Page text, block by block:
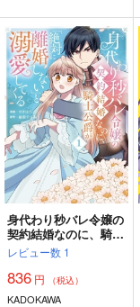
身代わり秒バレ令嬢の
契約結婚なのに、騎士
公爵が「絶対に離婚し
ない」と溺愛してくる
1
レビュー数 1
836 円 （税込）
KADOKAWA